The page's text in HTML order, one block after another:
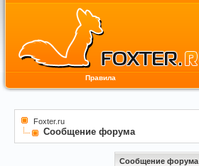
Правила
Foxter.ru
Сообщение форума
Сообщение форума